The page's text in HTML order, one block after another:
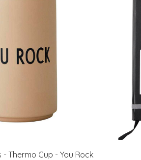
- Thermo Cup - You Rock